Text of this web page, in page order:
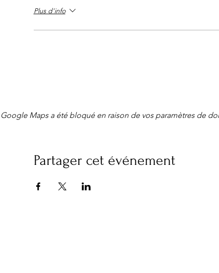
Plus d'info
Google Maps a été bloqué en raison de vos paramètres de
Partager cet événement